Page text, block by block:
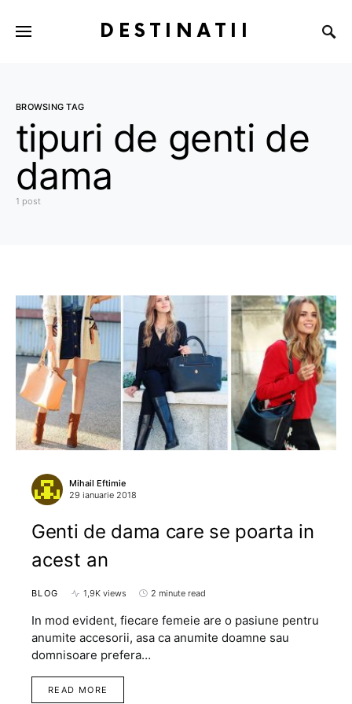
DESTINATII
BROWSING TAG
tipuri de genti de
dama
1 post
Mihail Eftimie
29 ianuarie 2018
Genti de dama care se poarta in
acest an
BLOG 1,9K views 2 minute read
In mod evident, fiecare femeie are o pasiune pentru
anumite accesorii, asa ca anumite doamne sau
domnisoare prefera…
READ MORE